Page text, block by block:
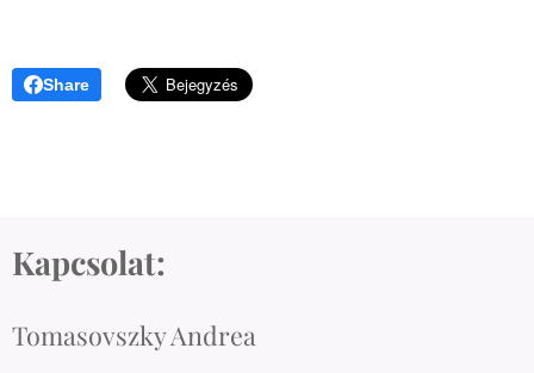
Share
Kapcsolat:
Tomasovszky Andrea